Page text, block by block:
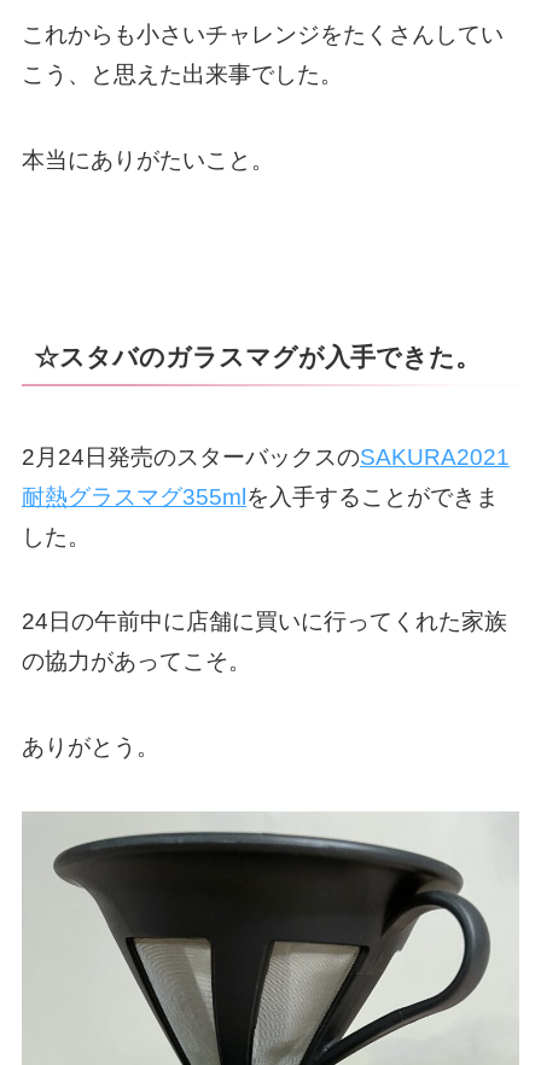
これからも小さいチャレンジをたくさんしてい
こう、と思えた出来事でした。
本当にありがたいこと。
☆スタバのガラスマグが入手できた。
2月24日発売のスターバックスのSAKURA2021
耐熱グラスマグ355mlを入手することができま
した。
24日の午前中に店舗に買いに行ってくれた家族
の協力があってこそ。
ありがとう。